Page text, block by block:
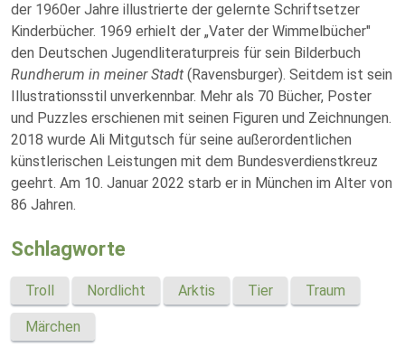
der 1960er Jahre illustrierte der gelernte Schriftsetzer
Kinderbücher. 1969 erhielt der „Vater der Wimmelbücher"
den Deutschen Jugendliteraturpreis für sein Bilderbuch
Rundherum in meiner Stadt (Ravensburger). Seitdem ist sein
Illustrationsstil unverkennbar. Mehr als 70 Bücher, Poster
und Puzzles erschienen mit seinen Figuren und Zeichnungen.
2018 wurde Ali Mitgutsch für seine außerordentlichen
künstlerischen Leistungen mit dem Bundesverdienstkreuz
geehrt. Am 10. Januar 2022 starb er in München im Alter von
86 Jahren.
Schlagworte
Troll Nordlicht Arktis Tier Traum
Märchen